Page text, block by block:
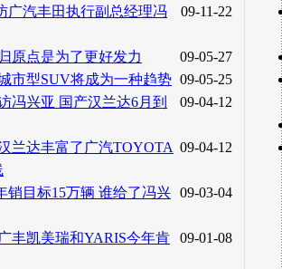
09-11-22
广汽丰田执行副总经理冯
09-05-27
原点是为了更好发力
09-05-25
市型SUV将成为一种趋势
09-04-12
冯兴亚 国产汉兰达6月到
09-04-12
兰达丰富了广汽TOYOTA
09-03-04
销目标15万辆 谁给了冯兴
09-01-08
丰凯美瑞和YARIS今年肯